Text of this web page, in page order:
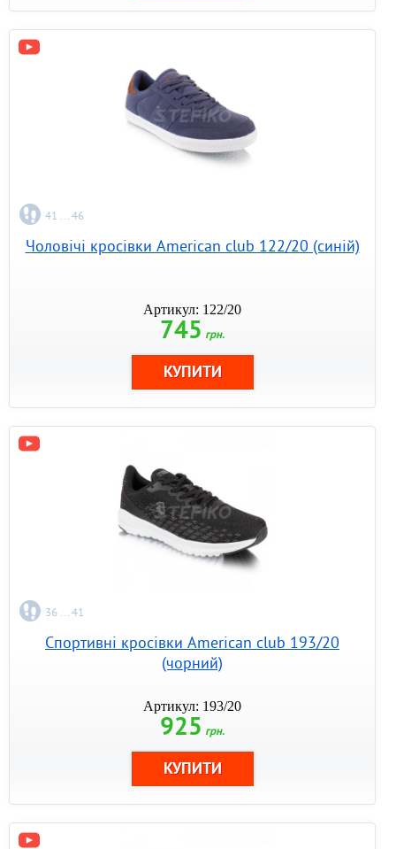
41 ... 46
Чоловічі кросівки American club 122/20 (синій)
Артикул: 122/20
745 грн.
36 ... 41
Спортивні кросівки American club 193/20
(чорний)
Артикул: 193/20
925 грн.